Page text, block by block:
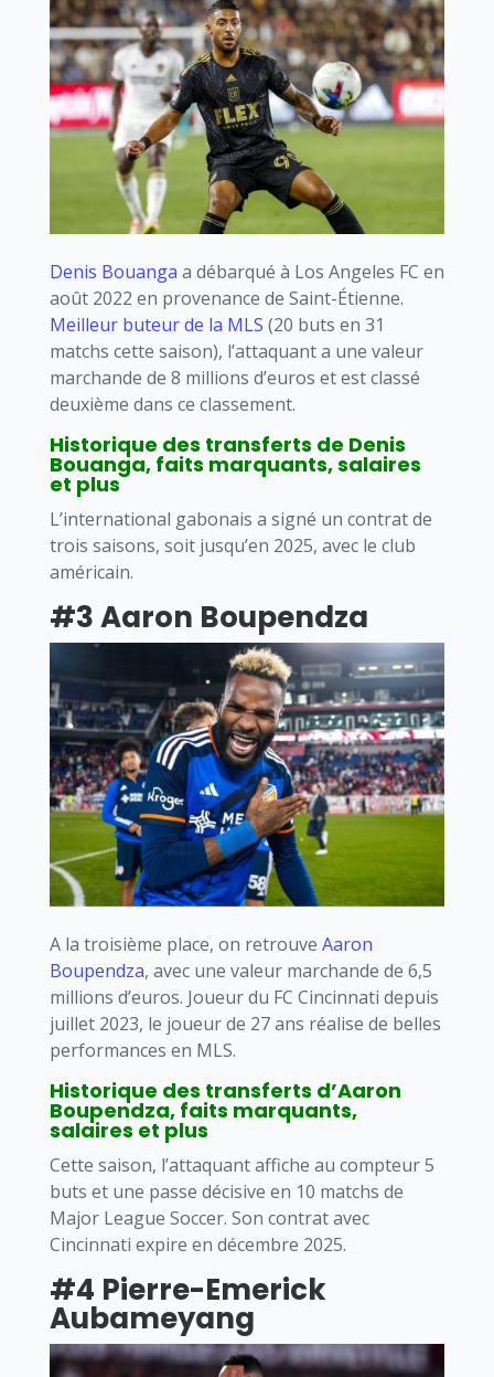
Denis Bouanga a débarqué à Los Angeles FC en
août 2022 en provenance de Saint-Étienne.
Meilleur buteur de la MLS (20 buts en 31
matchs cette saison), l’attaquant a une valeur
marchande de 8 millions d’euros et est classé
deuxième dans ce classement.
Historique des transferts de Denis
Bouanga, faits marquants, salaires
et plus
L’international gabonais a signé un contrat de
trois saisons, soit jusqu’en 2025, avec le club
américain.
#3 Aaron Boupendza
A la troisième place, on retrouve Aaron
Boupendza, avec une valeur marchande de 6,5
millions d’euros. Joueur du FC Cincinnati depuis
juillet 2023, le joueur de 27 ans réalise de belles
performances en MLS.
Historique des transferts d’Aaron
Boupendza, faits marquants,
salaires et plus
Cette saison, l’attaquant affiche au compteur 5
buts et une passe décisive en 10 matchs de
Major League Soccer. Son contrat avec
Cincinnati expire en décembre 2025.
#4 Pierre-Emerick
Aubameyang